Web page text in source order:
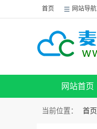
首页 网站导航
网站首页
当前位置： 首页